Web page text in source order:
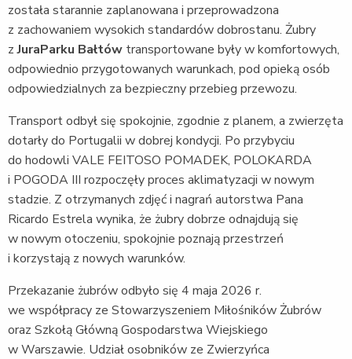
została starannie zaplanowana i przeprowadzona
z zachowaniem wysokich standardów dobrostanu. Żubry
zJuraParku Bałtów transportowane były w komfortowych,
odpowiednio przygotowanych warunkach, pod opieką osób
odpowiedzialnych za bezpieczny przebieg przewozu.
Transport odbył się spokojnie, zgodnie z planem, a zwierzęta
dotarły do Portugalii w dobrej kondycji. Po przybyciu
do hodowli VALE FEITOSO POMADEK, POLOKARDA
i POGODA III rozpoczęły proces aklimatyzacji w nowym
stadzie. Z otrzymanych zdjęć i nagrań autorstwa Pana
Ricardo Estrela wynika, że żubry dobrze odnajdują się
w nowym otoczeniu, spokojnie poznają przestrzeń
i korzystają z nowych warunków.
Przekazanie żubrów odbyło się 4 maja 2026 r.
we współpracy ze Stowarzyszeniem Miłośników Żubrów
oraz Szkołą Główną Gospodarstwa Wiejskiego
w Warszawie. Udział osobników ze Zwierzyńca